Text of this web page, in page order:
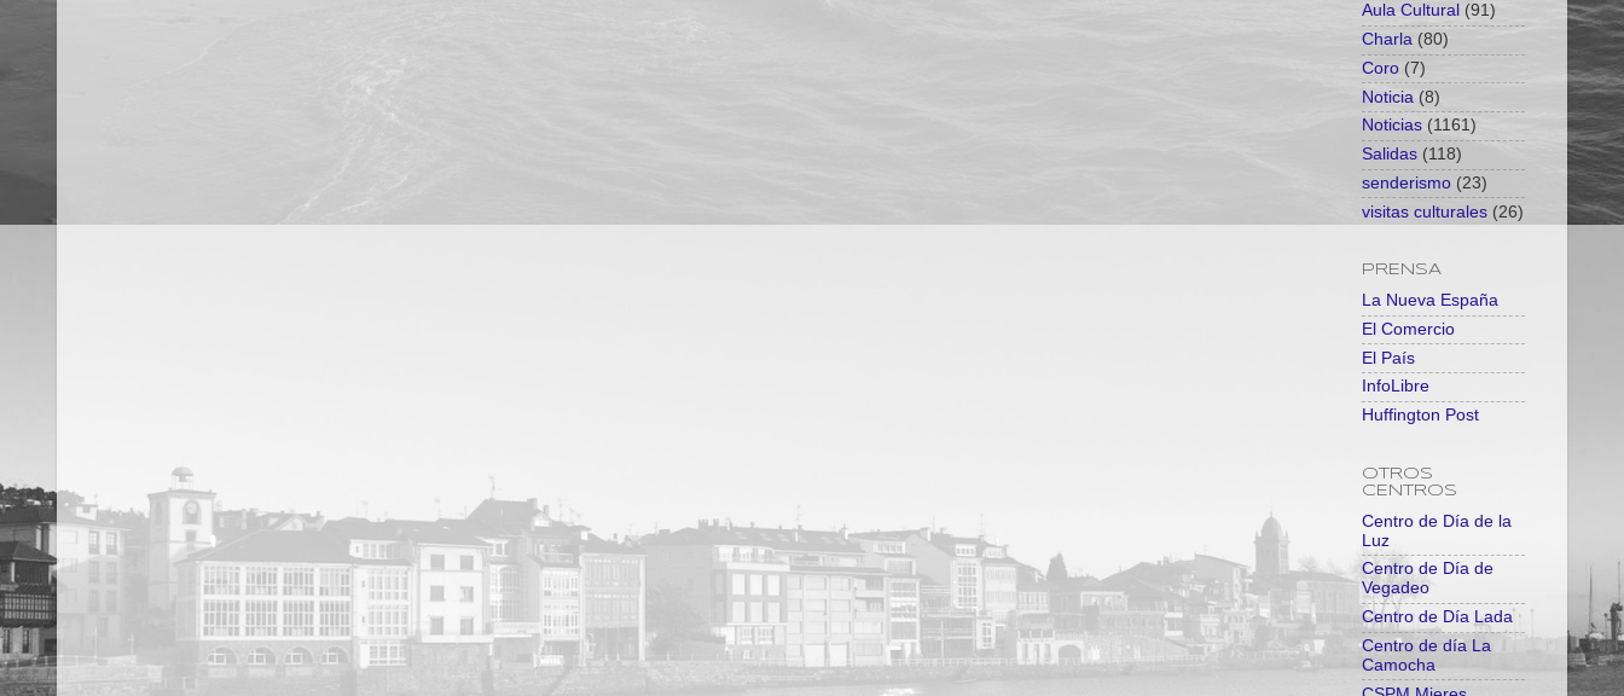
Aula Cultural (91)
Charla (80)
Coro (7)
Noticia (8)
Noticias (1161)
Salidas (118)
senderismo (23)
visitas culturales (26)
PRENSA
La Nueva España
El Comercio
El País
InfoLibre
Huffington Post
OTROS
CENTROS
Centro de Día de la
Luz
Centro de Día de
Vegadeo
Centro de Día Lada
Centro de día La
Camocha